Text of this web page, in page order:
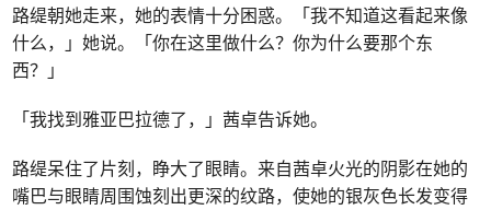
路缇朝她走来，她的表情十分困惑。「我不知道这看起来像
什么，」她说。「你在这里做什么？你为什么要那个东
西？」
「我找到雅亚巴拉德了，」茜卓告诉她。
路缇呆住了片刻，睁大了眼睛。来自茜卓火光的阴影在她的
嘴巴与眼睛周围蚀刻出更深的纹路，使她的银灰色长发变得